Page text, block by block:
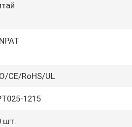
CE/RoHS/UL
1215
шт.